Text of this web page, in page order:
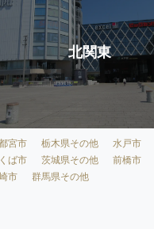
北関東
宮市 栃木県その他
水戸市
ば市
茨城県その他
前橋市
市
群馬県その他